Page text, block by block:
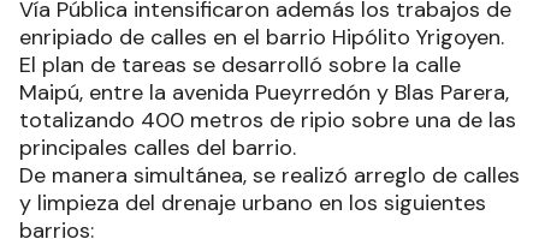
Vía Pública intensificaron además los trabajos de
enripiado de calles en el barrio Hipólito Yrigoyen.
El plan de tareas se desarrolló sobre la calle
Maipú, entre la avenida Pueyrredón y Blas Parera,
totalizando 400 metros de ripio sobre una de las
principales calles del barrio.
De manera simultánea, se realizó arreglo de calles
y limpieza del drenaje urbano en los siguientes
barrios: